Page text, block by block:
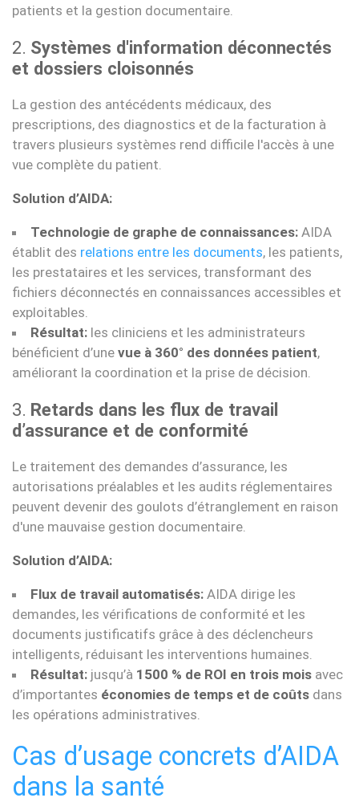
patients et la gestion documentaire.
2. Systèmes d'information déconnectés
et dossiers cloisonnés
La gestion des antécédents médicaux, des
prescriptions, des diagnostics et de la facturation à
travers plusieurs systèmes rend difficile l'accès à une
vue complète du patient.
Solution d’AIDA:
Technologie de graphe de connaissances: AIDA
établit des relations entre les documents, les patients,
les prestataires et les services, transformant des
fichiers déconnectés en connaissances accessibles et
exploitables.
Résultat: les cliniciens et les administrateurs
bénéficient d’une vue à 360° des données patient,
améliorant la coordination et la prise de décision.
3. Retards dans les flux de travail
d’assurance et de conformité
Le traitement des demandes d’assurance, les
autorisations préalables et les audits réglementaires
peuvent devenir des goulots d’étranglement en raison
d'une mauvaise gestion documentaire.
Solution d’AIDA:
Flux de travail automatisés: AIDA dirige les
demandes, les vérifications de conformité et les
documents justificatifs grâce à des déclencheurs
intelligents, réduisant les interventions humaines.
Résultat: jusqu’à 1500 % de ROI en trois mois avec
d’importantes économies de temps et de coûts dans
les opérations administratives.
Cas d’usage concrets d’AIDA
dans la santé